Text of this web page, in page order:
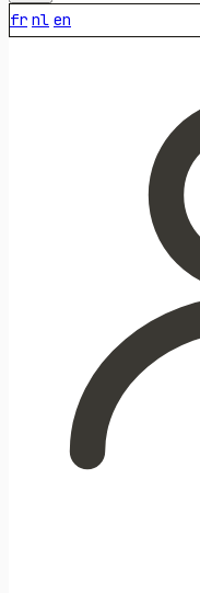
fr nl en